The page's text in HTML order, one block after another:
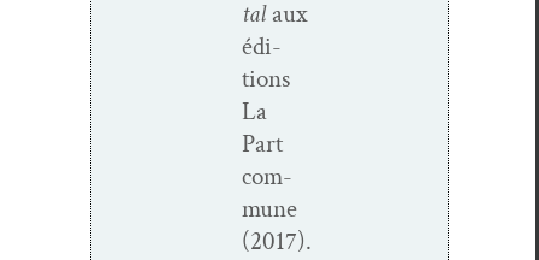
talaux
édi­
tions
La
Part
com­
mune
(2017).